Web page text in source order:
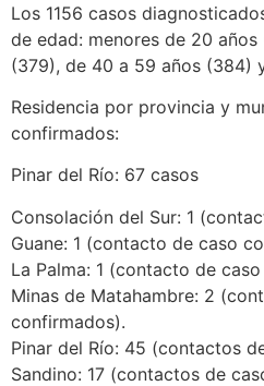
Los 1156 casos
de edad: menores de 20
(379), de 40 a 59 años (384)
Residencia por provincia y
confirmados:
Pinar del Río: 67 casos
Consolación del Sur: 1
Guane: 1 (contacto de caso
La Palma: 1 (contacto de
Minas de Matahambre: 2
confirmados).
Pinar del Río: 45 (contactos
Sandino: 17 (contactos de